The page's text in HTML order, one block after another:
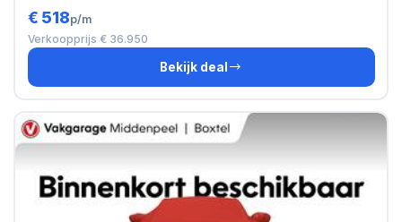
€ 518p/m
Verkoopprijs € 36.950
Bekijk deal